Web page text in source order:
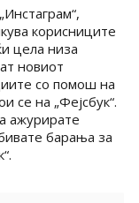
корисниците
цела низа
новиот
со помош на
се на „Фејсбук“.
ажурирате
барања за